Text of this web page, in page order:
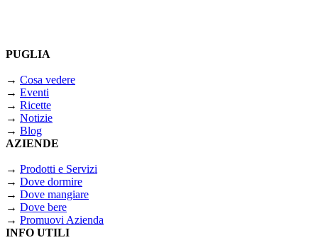
PUGLIA
→ Cosa vedere
→ Eventi
→ Ricette
→ Notizie
→ Blog
AZIENDE
→ Prodotti e Servizi
→ Dove dormire
→ Dove mangiare
→ Dove bere
→ Promuovi Azienda
INFO UTILI